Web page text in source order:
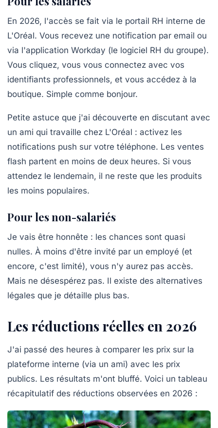
En 2026, l'accès se fait via le portail RH interne de
L'Oréal. Vous recevez une notification par email ou
via l'application Workday (le logiciel RH du groupe).
Vous cliquez, vous vous connectez avec vos
identifiants professionnels, et vous accédez à la
boutique. Simple comme bonjour.
Petite astuce que j'ai découverte en discutant avec
un ami qui travaille chez L'Oréal : activez les
notifications push sur votre téléphone. Les ventes
flash partent en moins de deux heures. Si vous
attendez le lendemain, il ne reste que les produits
les moins populaires.
Pour les non-salariés
Je vais être honnête : les chances sont quasi
nulles. À moins d'être invité par un employé (et
encore, c'est limité), vous n'y aurez pas accès.
Mais ne désespérez pas. Il existe des alternatives
légales que je détaille plus bas.
Les réductions réelles en 2026
J'ai passé des heures à comparer les prix sur la
plateforme interne (via un ami) avec les prix
publics. Les résultats m'ont bluffé. Voici un tableau
récapitulatif des réductions observées en 2026 :